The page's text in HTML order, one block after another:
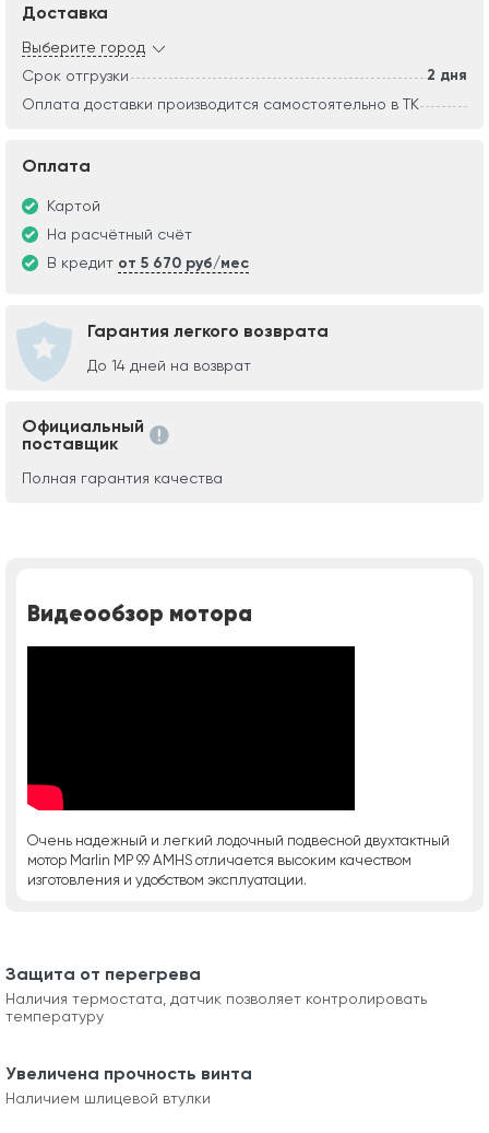
Доставка
Выберите город
Срок отгрузки
2 дня
Оплата доставки производится самостоятельно в ТК
Оплата
Картой
На расчётный счёт
В кредит от 5 670 руб/мес
Гарантия легкого возврата
До 14 дней на возврат
Официальный
поставщик
Полная гарантия качества
Видеообзор мотора
Очень надежный и легкий лодочный подвесной двухтактный
мотор Marlin MP 9.9 AMHS отличается высоким качеством
изготовления и удобством эксплуатации.
Защита от перегрева
Наличия термостата, датчик позволяет контролировать
температуру
Увеличена прочность винта
Наличием шлицевой втулки